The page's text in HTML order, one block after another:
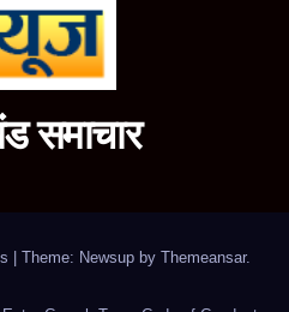
समाचार
Theme: Newsup by Themeansar.